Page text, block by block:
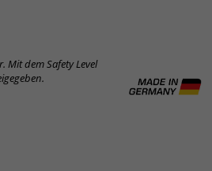
Mit dem Safety Level